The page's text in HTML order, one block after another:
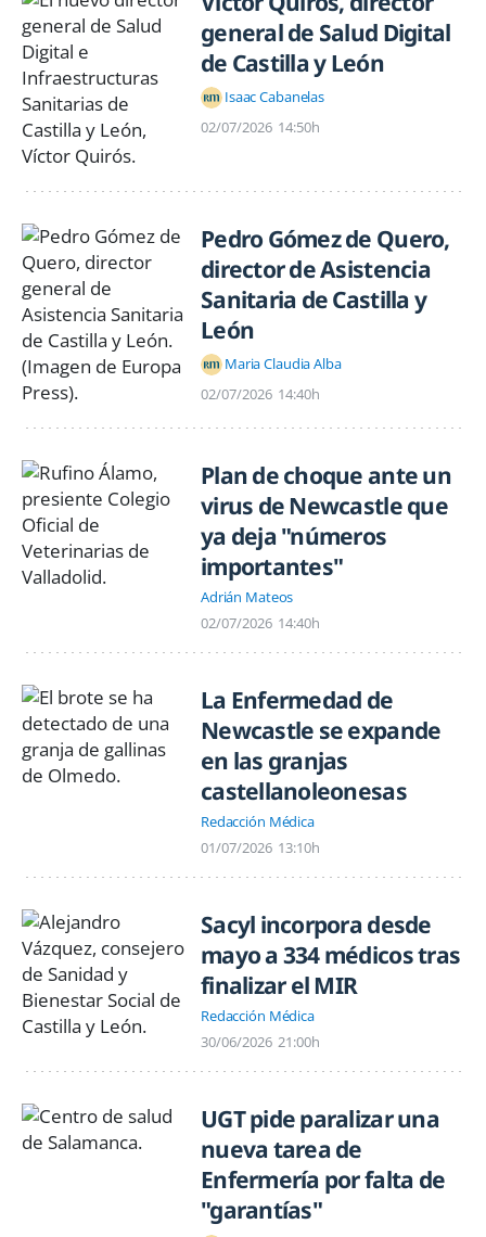
general de Salud Digital
de Castilla y León
Isaac Cabanelas
02/07/2026 14:50h
Pedro Gómez de Quero,
director de Asistencia
Sanitaria de Castilla y
León
Maria Claudia Alba
02/07/2026 14:40h
Plan de choque ante un
virus de Newcastle que
ya deja "números
importantes"
Adrián Mateos
02/07/2026 14:40h
La Enfermedad de
Newcastle se expande
en las granjas
castellanoleonesas
Redacción Médica
01/07/2026 13:10h
Sacyl incorpora desde
mayo a 334 médicos tras
finalizar el MIR
Redacción Médica
30/06/2026 21:00h
UGT pide paralizar una
nueva tarea de
Enfermería por falta de
"garantías"